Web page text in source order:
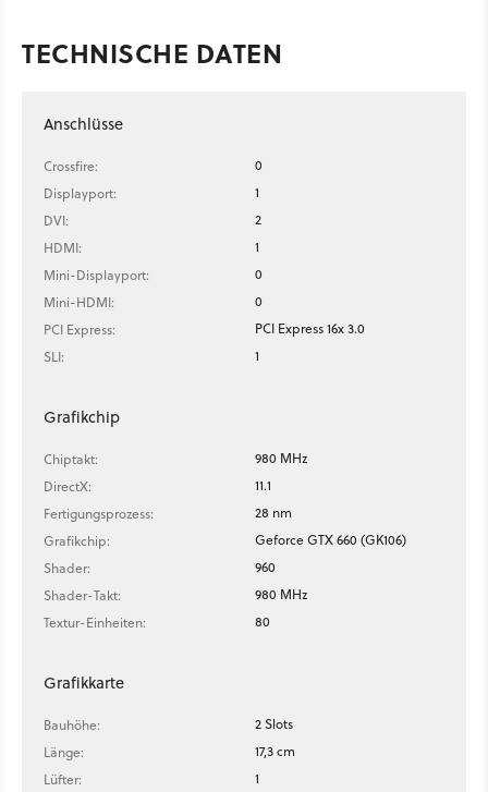
TECHNISCHE DATEN
Anschlüsse
Crossfire:
0
Displayport:
1
DVI:
2
HDMI:
1
Mini-Displayport:
0
Mini-HDMI:
0
PCI Express:
PCI Express 16x 3.0
SLI:
1
Grafikchip
Chiptakt:
980 MHz
DirectX:
11.1
Fertigungsprozess:
28 nm
Grafikchip:
Geforce GTX 660 (GK106)
Shader:
960
Shader-Takt:
980 MHz
Textur-Einheiten:
80
Grafikkarte
Bauhöhe:
2 Slots
Länge:
17,3 cm
Lüfter:
1